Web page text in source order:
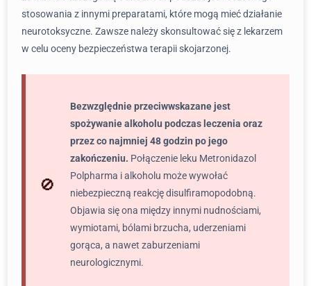
stosowania z innymi preparatami, które mogą mieć działanie
neurotoksyczne. Zawsze należy skonsultować się z lekarzem
w celu oceny bezpieczeństwa terapii skojarzonej.
Bezwzględnie przeciwwskazane jest
spożywanie alkoholu podczas leczenia oraz
przez co najmniej 48 godzin po jego
zakończeniu. Połączenie leku Metronidazol
Polpharma i alkoholu może wywołać
niebezpieczną reakcję disulfiramopodobną.
Objawia się ona między innymi nudnościami,
wymiotami, bólami brzucha, uderzeniami
gorąca, a nawet zaburzeniami
neurologicznymi.